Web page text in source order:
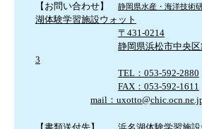
【お問い合わせ】 静岡県水産・海洋技術
湖体験学習施設ウォット
〒431-0214
静岡県浜松市中央
3
TEL：053-592-2880
FAX：053-592-1611
mail：